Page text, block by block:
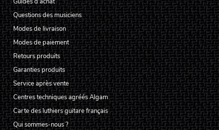
Questions des musiciens
Modes de livraison
Modes de paiement
Retours produits
Garanties produits
Service après vente
Centres techniques agréés Algam
Carte des luthiers guitare français
Qui sommes-nous ?